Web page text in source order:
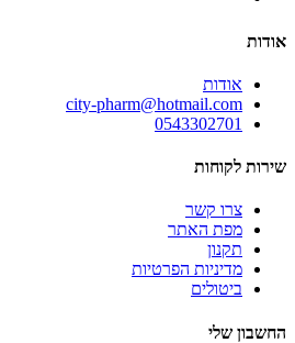
אודות
אודות
city-pharm@hotmail.com
0543302701
שירות לקוחות
צרו קשר
מפת האתר
תקנון
מדיניות הפרטיות
ביטולים
החשבון שלי